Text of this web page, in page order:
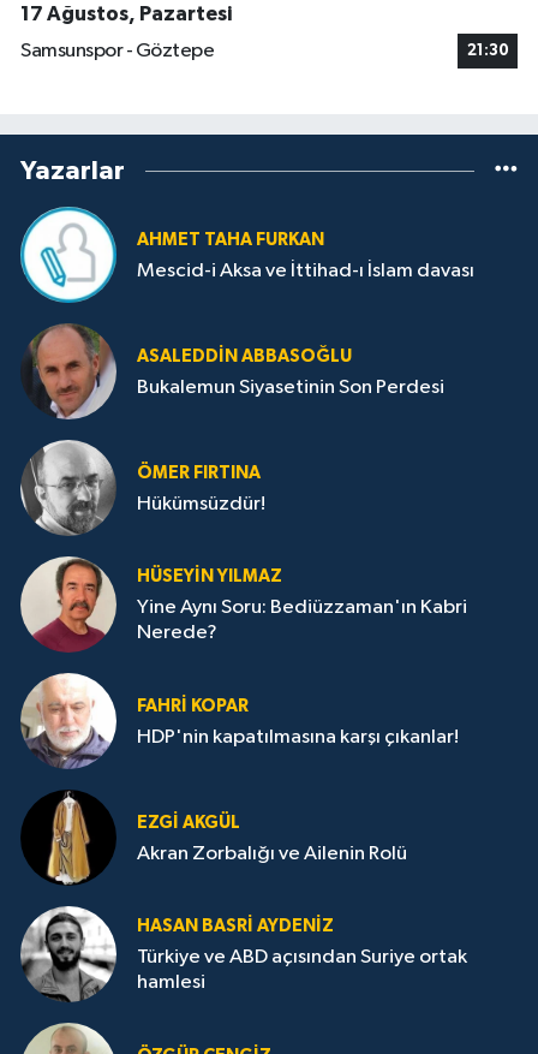
17 Ağustos, Pazartesi
Samsunspor - Göztepe
21:30
Yazarlar
AHMET TAHA FURKAN
Mescid-i Aksa ve İttihad-ı İslam davası
ASALEDDIN ABBASOĞLU
Bukalemun Siyasetinin Son Perdesi
ÖMER FIRTINA
Hükümsüzdür!
HÜSEYIN YILMAZ
Yine Aynı Soru: Bediüzzaman'ın Kabri
Nerede?
FAHRI KOPAR
HDP'nin kapatılmasına karşı çıkanlar!
EZGI AKGÜL
Akran Zorbalığı ve Ailenin Rolü
HASAN BASRI AYDENIZ
Türkiye ve ABD açısından Suriye ortak
hamlesi